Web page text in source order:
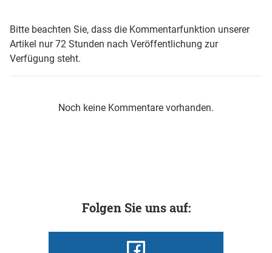
Bitte beachten Sie, dass die Kommentarfunktion unserer
Artikel nur 72 Stunden nach Veröffentlichung zur
Verfügung steht.
Noch keine Kommentare vorhanden.
Folgen Sie uns auf: